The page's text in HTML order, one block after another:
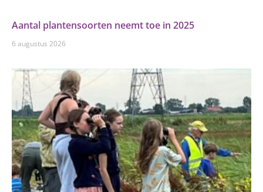
Aantal plantensoorten neemt toe in 2025
6 augustus 2026